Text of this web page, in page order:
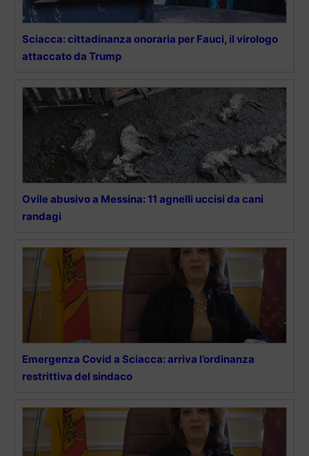
Sciacca: cittadinanza onoraria per Fauci, il virologo
attaccato da Trump
Ovile abusivo a Messina: 11 agnelli uccisi da cani
randagi
Emergenza Covid a Sciacca: arriva l’ordinanza
restrittiva del sindaco